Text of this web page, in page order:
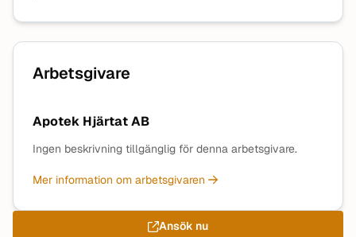
Arbetsgivare
Apotek Hjärtat AB
Ingen beskrivning tillgänglig för denna arbetsgivare.
Mer information om arbetsgivaren
Ansök nu